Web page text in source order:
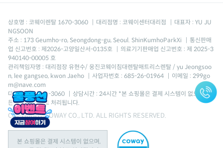
상호명 : 코웨이렌탈 1670-3060 대리점명 : 코웨이센터대리점
대표자 : YU JU
NGSOON
주소 : 173 Geumho-ro, Seongdong-gu, Seoul. ShinKumhoParkXi
통신판매
업 신고번호 : 제2026-고양일산서-0135호
의료기기판매업 신고번호 : 제 2025-3
940140-00005 호
관리책임자명 : 대리점장 유현수/ 웅진코웨이침대렌탈매트리스렌탈 / yu Jeongsoo
n, lee gangseo, kwon Jaeho
사업자번호 : 685-26-01964
이메일 : 299go
m@nave.com
대표번호 : 1670-3060
상담시간 : 24시간 *본 쇼핑몰은 결제 시스템이 없으며, 모
든 결제는 후불로 처리됩니다.
COPYRIGHT COWAY CO., LTD. ALL RIGHTS RESERVED.
본 쇼핑몰은 결제 시스템이 없으며,